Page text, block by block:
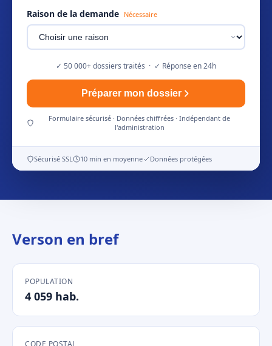
Raison de la demande Nécessaire
✓ 50 000+ dossiers traités · ✓ Réponse en 24h
Préparer mon dossier
Formulaire sécurisé · Données chiffrées · Indépendant de
l'administration
Sécurisé SSL 10 min en moyenne Données protégées
Verson en bref
POPULATION
4 059 hab.
CODE POSTAL